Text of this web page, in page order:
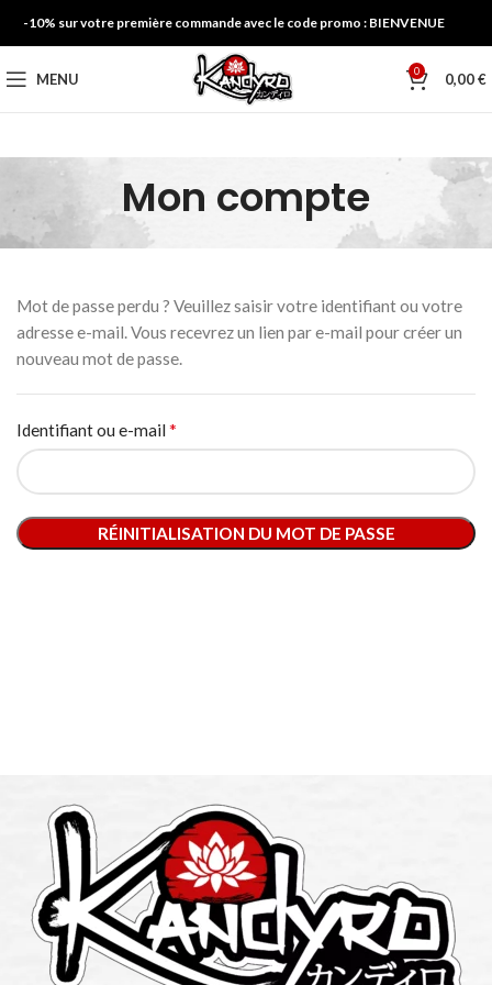
-10% sur votre première commande avec le code promo : BIENVENUE
MENU 0 0,00€
Mon compte
Mot de passe perdu ? Veuillez saisir votre identifiant ou votre
adresse e-mail. Vous recevrez un lien par e-mail pour créer un
nouveau mot de passe.
Identifiant ou e-mail*
RÉINITIALISATION DU MOT DE PASSE